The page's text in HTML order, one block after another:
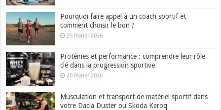
Pourquoi faire appel à un coach sportif et
comment choisir le bon ?
25 février 2026
Protéines et performance : comprendre leur rôle
clé dans la progression sportive
20 février 2026
Musculation et transport de matériel sportif dans
votre Dacia Duster ou Skoda Karoq